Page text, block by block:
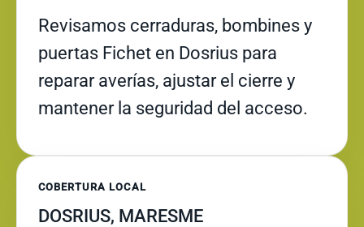
Revisamos cerraduras, bombines y
puertas Fichet en Dosrius para
reparar averías, ajustar el cierre y
mantener la seguridad del acceso.
COBERTURA LOCAL
DOSRIUS, MARESME